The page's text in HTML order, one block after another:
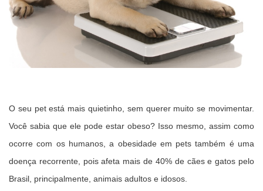
O seu pet está mais quietinho, sem querer muito se movimentar.
Você sabia que ele pode estar obeso? Isso mesmo, assim como
ocorre com os humanos, a obesidade em pets também é uma
doença recorrente, pois afeta mais de 40% de cães e gatos pelo
Brasil, principalmente, animais adultos e idosos.